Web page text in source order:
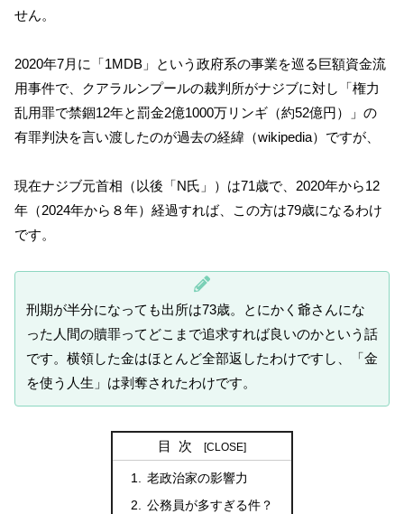
せん。
2020年7月に「1MDB」という政府系の事業を巡る巨額資金流
用事件で、クアラルンプールの裁判所がナジブに対し「権力
乱用罪で禁錮12年と罰金2億1000万リンギ（約52億円）」の
有罪判決を言い渡したのが過去の経緯（wikipedia）ですが、
現在ナジブ元首相（以後「N氏」）は71歳で、2020年から12
年（2024年から８年）経過すれば、この方は79歳になるわけ
です。
刑期が半分になっても出所は73歳。とにかく爺さんにな
った人間の贖罪ってどこまで追求すれば良いのかという話
です。横領した金はほとんど全部返したわけですし、「金
を使う人生」は剥奪されたわけです。
目次
老政治家の影響力
公務員が多すぎる件？